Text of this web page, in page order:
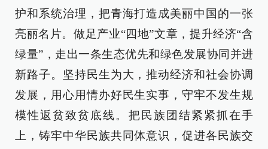
护和系统治理，把青海打造成美丽中国的一张
亮丽名片。做足产业“四地”文章，提升经济“含
绿量”，走出一条生态优先和绿色发展协同并进
新路子。坚持民生为大，推动经济和社会协调
发展，用心用情办好民生实事，守牢不发生规
模性返贫致贫底线。把民族团结紧紧抓在手
上，铸牢中华民族共同体意识，促进各民族交